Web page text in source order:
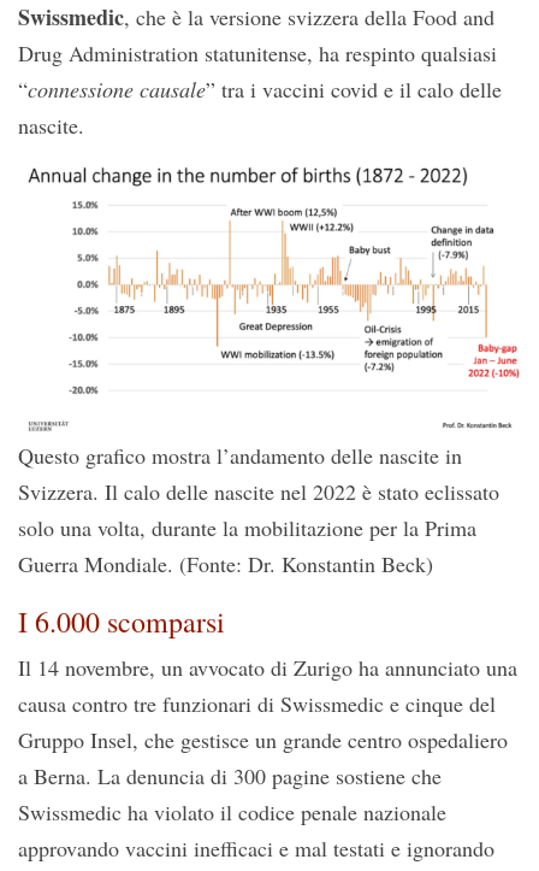
Swissmedic, che è la versione svizzera della Food and
Drug Administration statunitense, ha respinto qualsiasi
“connessione causale” tra i vaccini covid e il calo delle
nascite.
Questo grafico mostra l’andamento delle nascite in
Svizzera. Il calo delle nascite nel 2022 è stato eclissato
solo una volta, durante la mobilitazione per la Prima
Guerra Mondiale. (Fonte: Dr. Konstantin Beck)
I 6.000 scomparsi
Il 14 novembre, un avvocato di Zurigo ha annunciato una
causa contro tre funzionari di Swissmedic e cinque del
Gruppo Insel, che gestisce un grande centro ospedaliero
a Berna. La denuncia di 300 pagine sostiene che
Swissmedic ha violato il codice penale nazionale
approvando vaccini inefficaci e mal testati e ignorando